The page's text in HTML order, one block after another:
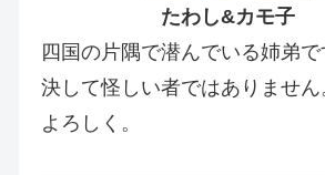
たわし&カモ子
四国の片隅で潜んでいる姉弟で
決して怪しい者ではありません
よろしく。